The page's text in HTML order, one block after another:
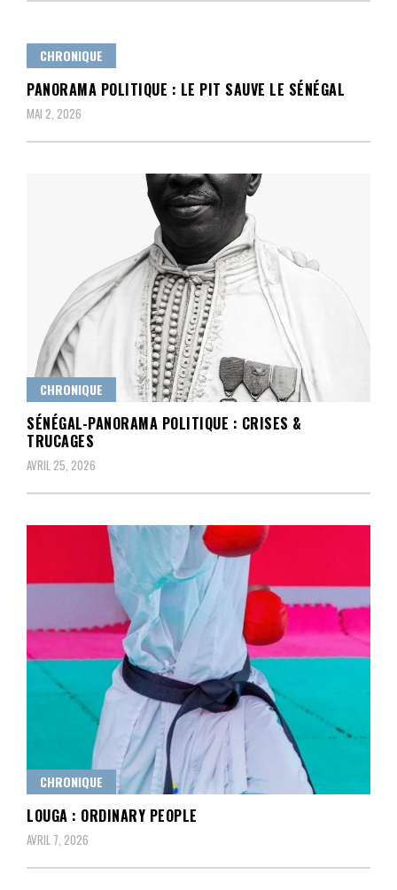
CHRONIQUE
PANORAMA POLITIQUE : LE PIT SAUVE LE SÉNÉGAL
MAI 2, 2026
CHRONIQUE
SÉNÉGAL-PANORAMA POLITIQUE : CRISES &
TRUCAGES
AVRIL 25, 2026
CHRONIQUE
LOUGA : ORDINARY PEOPLE
AVRIL 7, 2026